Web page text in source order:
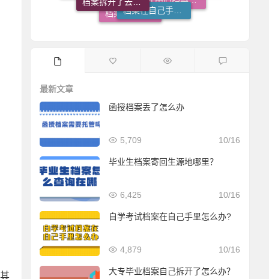
档案丢失了怎么办
人才中心档案接收流程
档案托管流程
最新文章
函授档案丢了怎么办
10/16
5,709
毕业生档案寄回生源地哪里？
10/16
6,425
自学考试档案在自己手里怎么办?
10/16
4,879
大专毕业档案自己拆开了怎么办？